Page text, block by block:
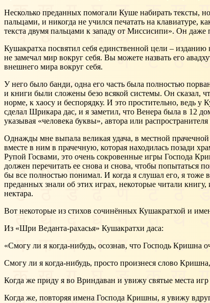
Несколько преданных помогали Куше набирать тексты,
пальцами, и никогда не учился печатать на
текста двумя пальцами к западу от Миссисипи». Он
Кушакратха посвятил себя единственной цели –
не замечал мир вокруг себя. Вы можете назвать его
внешнего мира вокруг себя.
У него было банди, одна его часть была полностью
и книги были сложены безо всякой системы. Он сказал,
норме, к хаосу и беспорядку. И это простительно, ведь
сделал Шрикара дас, и я заметил, что Венера была в 12
указывая «человека буквы», автора или распространителя
Однажды мне выпала великая удача, в местной
вместе в ним в прачечную, которая находилась позади
Рупой Госвами, это очень сокровенные игры Господа
должен перечитать ее снова и снова, чтобы попытаться
бы все полностью понимал. И когда я слушал его, я тоже
преданных знали об этих играх, некоторые читали
нектара.
Вот некоторые из стихов сочинённых Кушакратхой и
Из «Шри Веданта-рахасья» Кушакратхи даса:
«Смогу ли я когда-нибудь, осознав, что Господь Кришна
Смогу ли я когда-нибудь, просто произнеся слово
Когда же приду я во Вриндаван и увижу святые места
Когда же, повторяя имена Господа Кришны, я увижу